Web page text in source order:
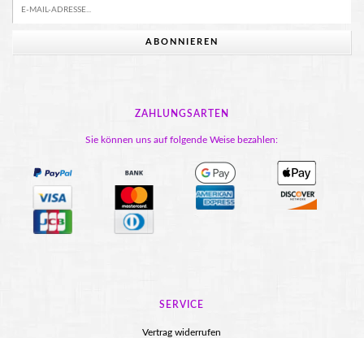
ABONNIEREN
ZAHLUNGSARTEN
Sie können uns auf folgende Weise bezahlen:
SERVICE
Vertrag widerrufen